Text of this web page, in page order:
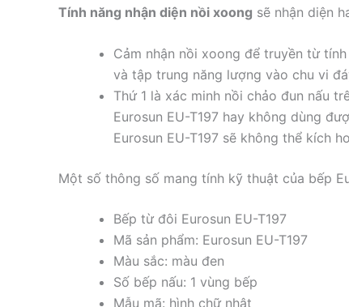
Tính năng nhận diện nồi xoong sẽ nhận diện
Cảm nhận nồi xoong để truyền từ
và tập trung năng lượng vào chu vi
Thứ 1 là xác minh nồi chảo đun nấu
Eurosun EU-T197 hay không dùng
Eurosun EU-T197 sẽ không thể kích
Một số thông số mang tính kỹ thuật của bếp
Bếp từ đôi Eurosun EU-T197
Mã sản phẩm: Eurosun EU-T197
Màu sắc: màu đen
Số bếp nấu: 1 vùng bếp
Mẫu mã: hình chữ nhật